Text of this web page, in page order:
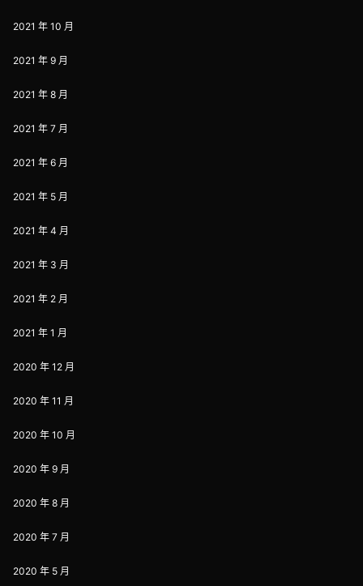
2021 年 10 月
2021 年 9 月
2021 年 8 月
2021 年 7 月
2021 年 6 月
2021 年 5 月
2021 年 4 月
2021 年 3 月
2021 年 2 月
2021 年 1 月
2020 年 12 月
2020 年 11 月
2020 年 10 月
2020 年 9 月
2020 年 8 月
2020 年 7 月
2020 年 5 月